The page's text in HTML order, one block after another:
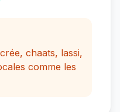
chaats, lassi,
comme les